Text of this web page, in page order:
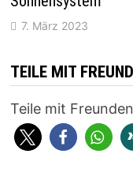
7. März 2023
TEILE MIT
Teile mit Freunden